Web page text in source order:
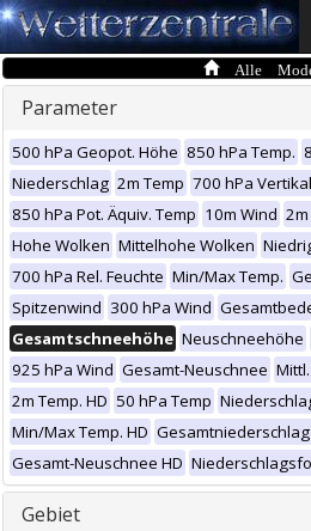
Alle
Parameter
500 hPa Geopot. Höhe 850 hPa Temp.
Niederschlag 2m Temp 700 hPa
850 hPa Pot. Äquiv. Temp 10m Wind
Hohe Wolken Mittelhohe Wolken
700 hPa Rel. Feuchte Min/Max Temp.
Spitzenwind 300 hPa Wind
Gesamtschneehöhe Neuschneehöhe
925 hPa Wind Gesamt-Neuschnee
2m Temp. HD 50 hPa Temp
Min/Max Temp. HD Gesamtniederschlag
Gesamt-Neuschnee HD
Gebiet